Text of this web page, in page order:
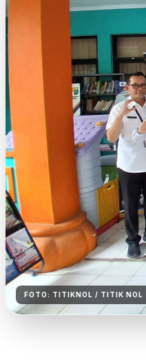
FOTO: TITIKNOL / TITIK NOL